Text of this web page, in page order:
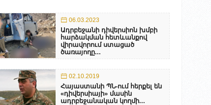
06.03.2023
Ադրբեջանի դիվերսիոն խմբի
հարձակման հետևանքով
վիրավորում ստացած
ծառայողը...
02.10.2019
Հայաստանի ՊՆ-ում հերքել են
«դիվերսիայի» մասին
ադրբեջանական կողմի...